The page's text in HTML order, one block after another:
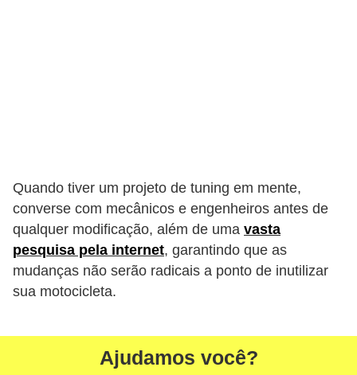
Quando tiver um projeto de tuning em mente,
converse com mecânicos e engenheiros antes de
qualquer modificação, além de uma vasta
pesquisa pela internet, garantindo que as
mudanças não serão radicais a ponto de inutilizar
sua motocicleta.
Ajudamos você?